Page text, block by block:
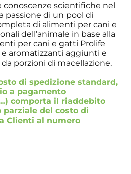
conoscenze scientifiche nel
passione di un pool di
di alimenti per cani e
dell’animale in base alla
per cani e gatti Prolife
e aromatizzanti aggiunti e
porzioni di macellazione,
di spedizione standard,
a pagamento
comporta il riaddebito
del costo di
Clienti al numero